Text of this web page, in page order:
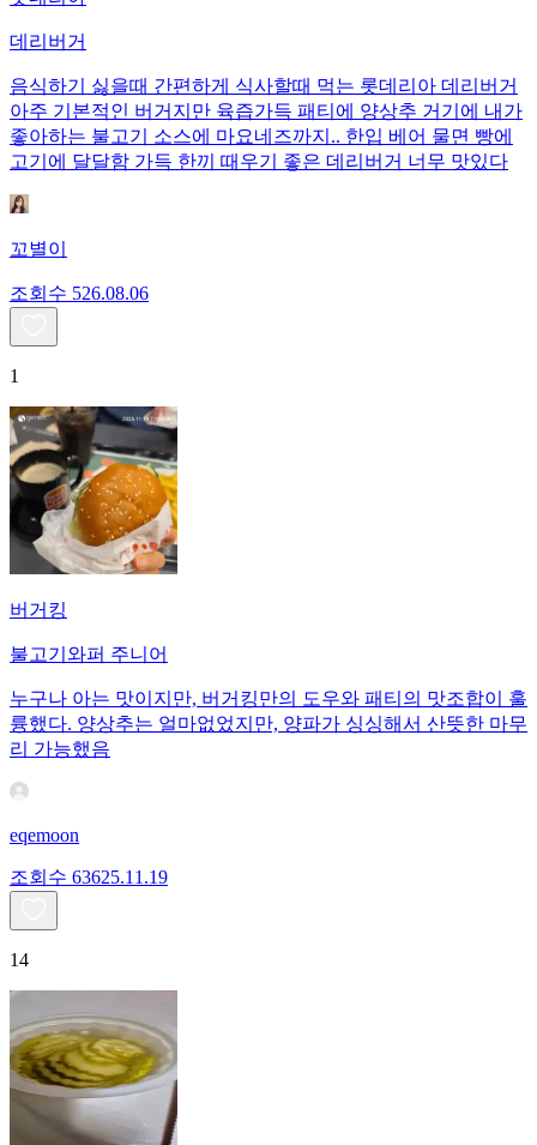
데리버거
음식하기 싫을때 간편하게 식사할때 먹는 롯데리아 데리버거
아주 기본적인 버거지만 육즙가득 패티에 양상추 거기에 내가
좋아하는 불고기 소스에 마요네즈까지.. 한입 베어 물면 빵에
고기에 달달함 가득 한끼 때우기 좋은 데리버거 너무 맛있다
꼬별이
조회수 526.08.06
1
버거킹
불고기와퍼 주니어
누구나 아는 맛이지만, 버거킹만의 도우와 패티의 맛조합이 훌
륭했다. 양상추는 얼마없었지만, 양파가 싱싱해서 산뜻한 마무
리 가능했음
eqemoon
조회수 63625.11.19
14